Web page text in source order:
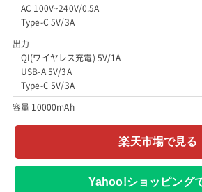
AC 100V~240V/0.5A
Type-C 5V/3A
出力
QI(ワイヤレス充電) 5V/1A
USB-A 5V/3A
Type-C 5V/3A
容量 10000mAh
楽天市場で見る
Yahoo!ショッピング